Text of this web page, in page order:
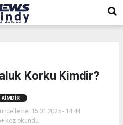
Korku Kimdir?
KIMDIR
15.01.2025 - 14:44
kez okundu.